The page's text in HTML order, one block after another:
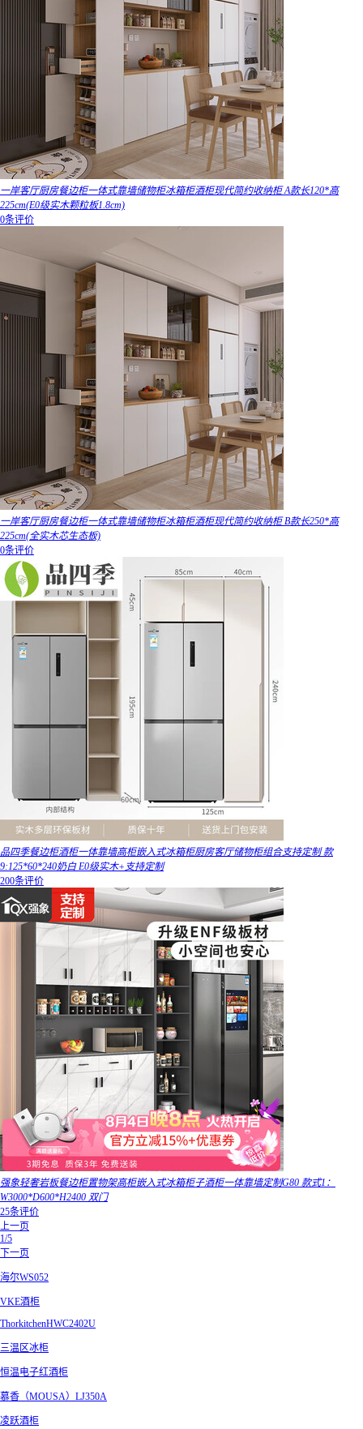
一岸客厅厨房餐边柜一体式靠墙储物柜冰箱柜酒柜现代简约收纳柜 A款长120*高
225cm(E0级实木颗粒板1.8cm)
0条评价
一岸客厅厨房餐边柜一体式靠墙储物柜冰箱柜酒柜现代简约收纳柜 B款长250*高
225cm(全实木芯生态板)
0条评价
品四季餐边柜酒柜一体靠墙高柜嵌入式冰箱柜厨房客厅储物柜组合支持定制 款
9:125*60*240奶白 E0级实木+支持定制
200条评价
强象轻奢岩板餐边柜置物架高柜嵌入式冰箱柜子酒柜一体靠墙定制G80 款式1：
W3000*D600*H2400 双门
25条评价
上一页
1/5
下一页
海尔WS052
VKE酒柜
ThorkitchenHWC2402U
三温区冰柜
恒温电子红酒柜
慕香（MOUSA）LJ350A
凌跃酒柜